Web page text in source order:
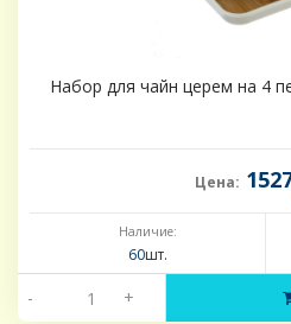
Набор для чайн церем на 4
Цена:
Наличие:
60шт.
- +